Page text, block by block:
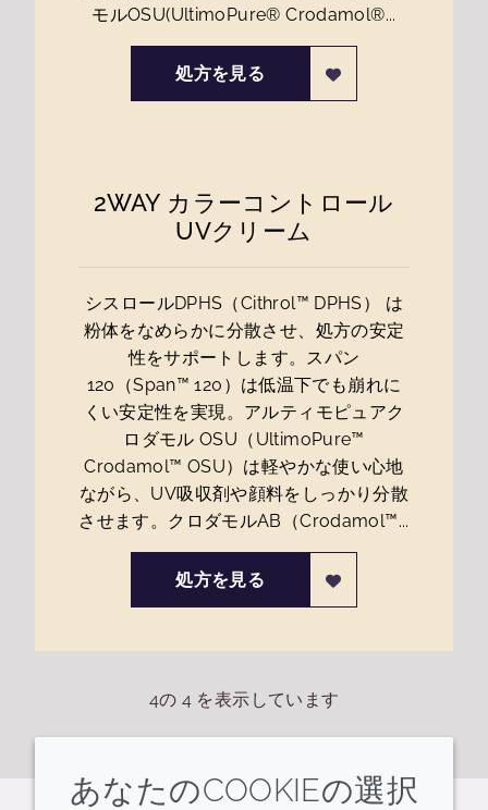
モルOSU(UltimoPure® Crodamol®...
処方を見る
2WAY カラーコントロール
UVクリーム
シスロールDPHS（Cithrol™ DPHS） は
粉体をなめらかに分散させ、処方の安定
性をサポートします。スパン
120（Span™ 120）は低温下でも崩れに
くい安定性を実現。アルティモピュアク
ロダモル OSU（UltimoPure™
Crodamol™ OSU）は軽やかな使い心地
ながら、UV吸収剤や顔料をしっかり分散
させます。クロダモルAB（Crodamol™...
処方を見る
4の 4 を表示しています
あなたのCOOKIEの選択